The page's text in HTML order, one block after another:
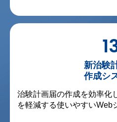
新治験
作成シ
治験計画届の作成を効率化
を軽減する使いやすいWeb